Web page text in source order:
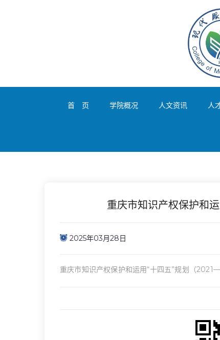
首 页 学院概况 人文资讯 人
重庆市知识产权保护和
2025年03月28日
重庆市知识产权保护和运用“十四五”规划（